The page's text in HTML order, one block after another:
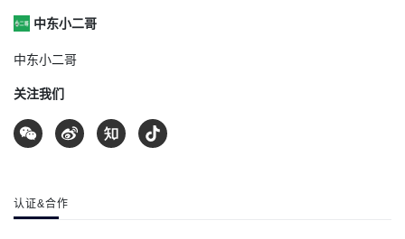
中东小二哥
中东小二哥
关注我们
认证&合作